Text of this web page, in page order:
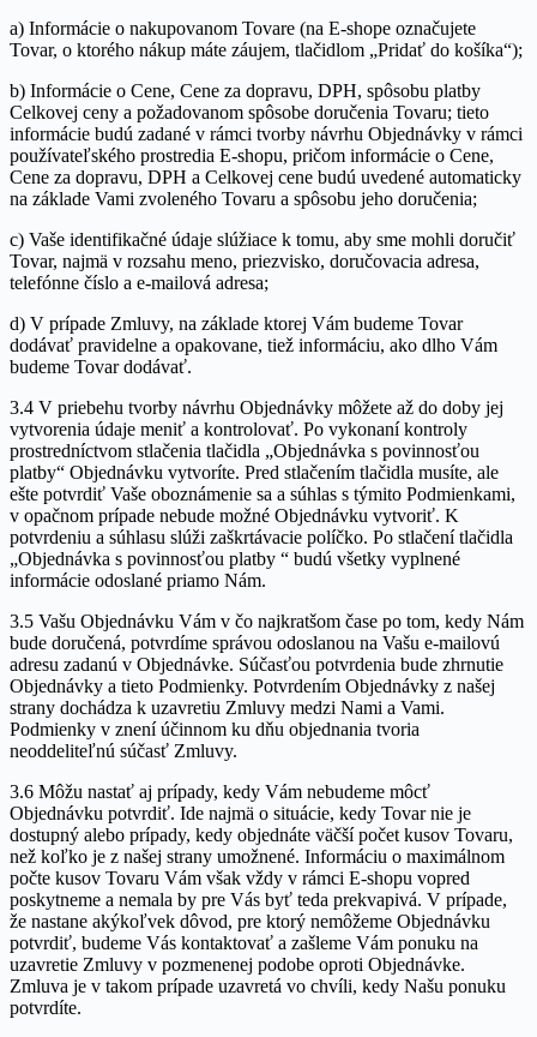
a) Informácie o nakupovanom Tovare (na E-shope označujete
Tovar, o ktorého nákup máte záujem, tlačidlom „Pridať do košíka“);
b) Informácie o Cene, Cene za dopravu, DPH, spôsobu platby
Celkovej ceny a požadovanom spôsobe doručenia Tovaru; tieto
informácie budú zadané v rámci tvorby návrhu Objednávky v rámci
používateľského prostredia E-shopu, pričom informácie o Cene,
Cene za dopravu, DPH a Celkovej cene budú uvedené automaticky
na základe Vami zvoleného Tovaru a spôsobu jeho doručenia;
c) Vaše identifikačné údaje slúžiace k tomu, aby sme mohli doručiť
Tovar, najmä v rozsahu meno, priezvisko, doručovacia adresa,
telefónne číslo a e-mailová adresa;
d) V prípade Zmluvy, na základe ktorej Vám budeme Tovar
dodávať pravidelne a opakovane, tiež informáciu, ako dlho Vám
budeme Tovar dodávať.
3.4 V priebehu tvorby návrhu Objednávky môžete až do doby jej
vytvorenia údaje meniť a kontrolovať. Po vykonaní kontroly
prostredníctvom stlačenia tlačidla „Objednávka s povinnosťou
platby“ Objednávku vytvoríte. Pred stlačením tlačidla musíte, ale
ešte potvrdiť Vaše oboznámenie sa a súhlas s týmito Podmienkami,
v opačnom prípade nebude možné Objednávku vytvoriť. K
potvrdeniu a súhlasu slúži zaškrtávacie políčko. Po stlačení tlačidla
„Objednávka s povinnosťou platby “ budú všetky vyplnené
informácie odoslané priamo Nám.
3.5 Vašu Objednávku Vám v čo najkratšom čase po tom, kedy Nám
bude doručená, potvrdíme správou odoslanou na Vašu e-mailovú
adresu zadanú v Objednávke. Súčasťou potvrdenia bude zhrnutie
Objednávky a tieto Podmienky. Potvrdením Objednávky z našej
strany dochádza k uzavretiu Zmluvy medzi Nami a Vami.
Podmienky v znení účinnom ku dňu objednania tvoria
neoddeliteľnú súčasť Zmluvy.
3.6 Môžu nastať aj prípady, kedy Vám nebudeme môcť
Objednávku potvrdiť. Ide najmä o situácie, kedy Tovar nie je
dostupný alebo prípady, kedy objednáte väčší počet kusov Tovaru,
než koľko je z našej strany umožnené. Informáciu o maximálnom
počte kusov Tovaru Vám však vždy v rámci E-shopu vopred
poskytneme a nemala by pre Vás byť teda prekvapivá. V prípade,
že nastane akýkoľvek dôvod, pre ktorý nemôžeme Objednávku
potvrdiť, budeme Vás kontaktovať a zašleme Vám ponuku na
uzavretie Zmluvy v pozmenenej podobe oproti Objednávke.
Zmluva je v takom prípade uzavretá vo chvíli, kedy Našu ponuku
potvrdíte.